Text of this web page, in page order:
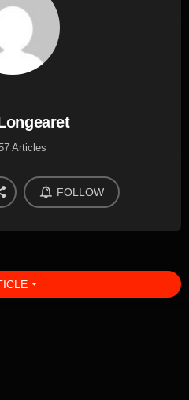
Articles
FOLLOW
arrow_drop_down